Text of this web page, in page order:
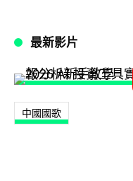
最新影片
中國國歌